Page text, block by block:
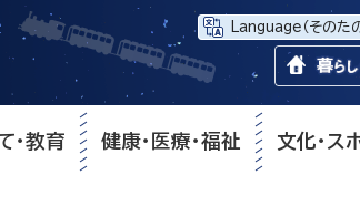
Language （そのた
・教育 健康・医療・福祉 文化・ス